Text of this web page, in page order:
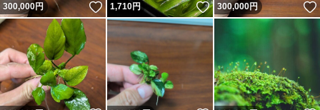
300,000円 いいね！
1,710円 いいね！
300,000円